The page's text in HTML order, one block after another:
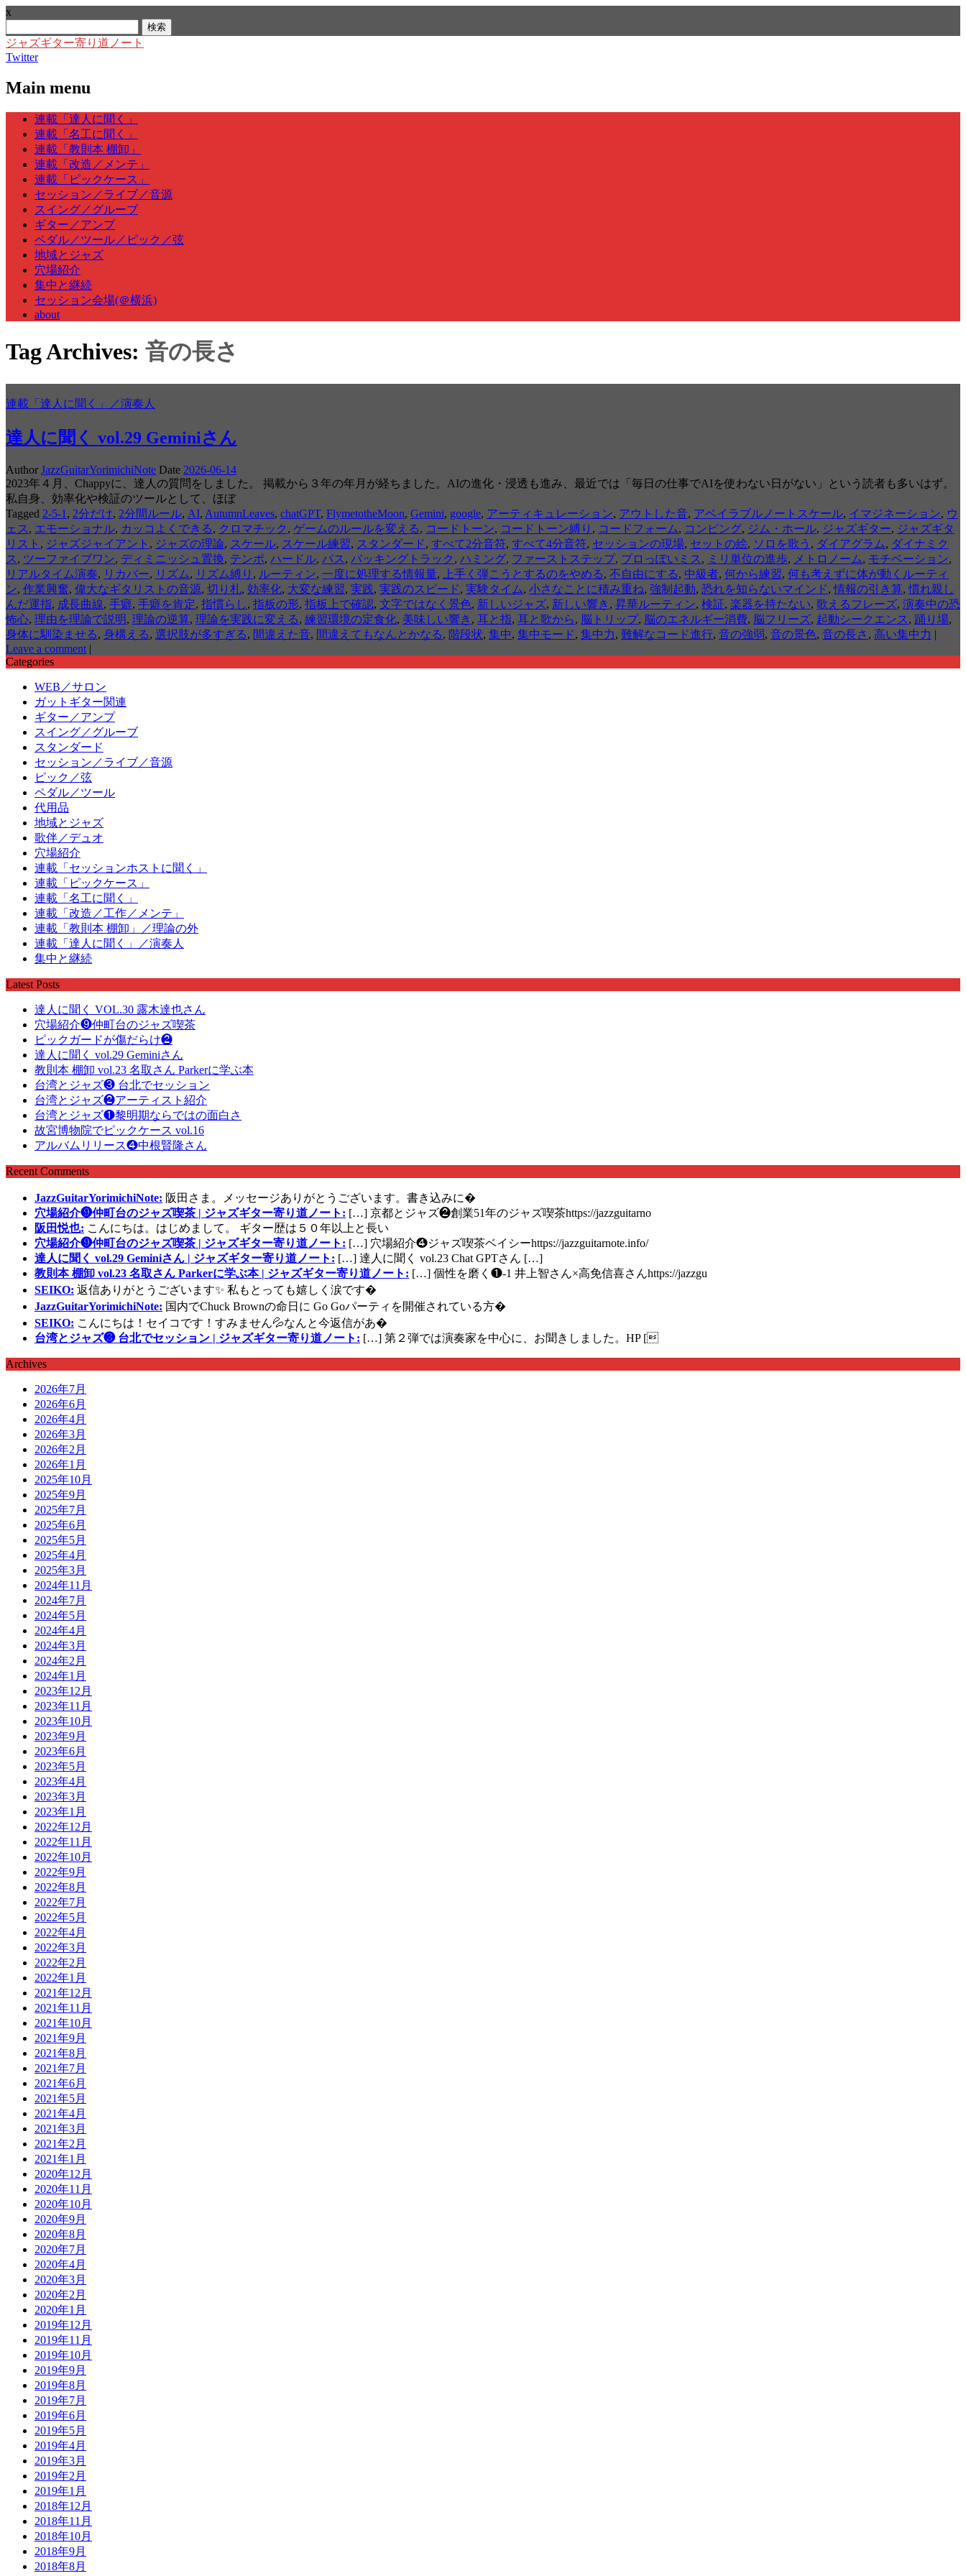
x
索:
ジャズギター寄り道ノート
Twitter
Main menu
Skip
content
連載「達人に聞く」
連載「名工に聞く」
連載「教則本 棚卸」
連載「改造／メンテ」
連載「ピックケース」
セッション／ライブ／音源
スイング／グルーブ
ギター／アンプ
ペダル／ツール／ピック／弦
地域とジャズ
穴場紹介
集中と継続
セッション会場(＠横浜)
about
Tag Archives: 音の長さ
連載「達人に聞く」／演奏人
達人に聞く vol.29 Geminiさん
Author JazzGuitarYorimichiNote Date 2026-06-14
2023年４月、Chappyに、達人の質問をしました。 掲載から３年の年月が経ちました。AIの進化・浸透も進み、最近では「毎日の仕事でAIを使わない日がない」という読者も多いはず。
私自身、効率化や検証のツールとして、ほぼ
Tagged 2-5-1 , 2分だけ, 2分間ルール, AI, AutumnLeaves, chatGPT, FlymetotheMoon, Gemini, google, アーティキュレーション, アウトした音, アベイラブルノートスケール, イマジネーション, ウ
ェス , エモーショナル, カッコよくできる, クロマチック , ゲームのルールを変える, コードトーン, コードトーン縛り , コードフォーム, コンピング, ジム・ホール, ジャズギター, ジャズギタ
リスト , ジャズジャイアント , ジャズの理論, スケール, スケール練習, スタンダード, すべて2分音符, すべて4分音符, セッションの現場, セットの絵, ソロを歌う , ダイアグラム, ダイナミク
ス , ツーファイブワン, ディミニッシュ置換, テンポ, ハードル, パス , バッキングトラック , ハミング, ファーストステップ, プロっぽいミス , ミリ単位の進歩, メトロノーム, モチベーション,
リアルタイム演奏, リカバー, リズム, リズム縛り , ルーティン, 一度に処理する情報量, 上手く弾こうとするのをやめる, 不自由にする, 中級者, 何から練習, 何も考えずに体が動くルーティ
ン, 作業興奮, 偉大なギタリストの音源, 切り札, 効率化, 大変な練習, 実践, 実践のスピード, 実験タイム, 小さなことに積み重ね, 強制起動, 恐れを知らないマインド,情報の引き算,慣れ親し
んだ運指, 成長曲線, 手癖, 手癖を肯定, 指慣らし, 指板の形, 指板上で確認, 文字ではなく景色, 新しいジャズ, 新しい響き , 昇華ルーティン, 検証, 楽器を持たない, 歌えるフレーズ, 演奏中の恐
怖心, 理由を理論で説明, 理論の逆算, 理論を実践に変える, 練習環境の定食化, 美味しい響き , 耳と指, 耳と歌から, 脳トリップ, 脳のエネルギー消費, 脳フリーズ, 起動シークエンス , 踊り場,
身体に馴染ませる, 身構える, 選択肢が多すぎる, 間違えた音, 間違えてもなんとかなる, 階段状, 集中, 集中モード, 集中力, 難解なコード進行, 音の強弱, 音の景色, 音の長さ , 高い集中力 |
Leave a comment |
Categories
WEB／サロン
ガットギター関連
ギター／アンプ
スイング／グルーブ
スタンダード
セッション／ライブ／音源
ピック／弦
ペダル／ツール
代用品
地域とジャズ
歌伴／デュオ
穴場紹介
連載「セッションホストに聞く」
連載「ピックケース」
連載「名工に聞く」
連載「改造／工作／メンテ」
連載「教則本 棚卸」／理論の外
連載「達人に聞く」／演奏人
集中と継続
Latest Posts
達人に聞く VOL.30 露木達也さん
穴場紹介❾仲町台のジャズ喫茶
ピックガードが傷だらけ❷
達人に聞く vol.29 Geminiさん
教則本 棚卸 vol.23 名取さん Parkerに学ぶ本
台湾とジャズ❸ 台北でセッション
台湾とジャズ❷アーティスト紹介
台湾とジャズ❶黎明期ならではの面白さ
故宮博物院でピックケース vol.16
アルバムリリース❹中根賢隆さん
Recent Comments
JazzGuitarYorimichiNote: 阪田さま。メッセージありがとうございます。書き込みに�
穴場紹介❾仲町台のジャズ喫茶 | ジャズギター寄り道ノート: […] 京都とジャズ❷創業51年のジャズ喫茶https://jazzguitarno
阪田悦也: こんにちは。はじめまして。 ギター歴は５０年以上と長い
穴場紹介❾仲町台のジャズ喫茶 | ジャズギター寄り道ノート: […] 穴場紹介❹ジャズ喫茶ベイシーhttps://jazzguitarnote.info/
達人に聞く vol.29 Geminiさん | ジャズギター寄り道ノート: […] 達人に聞く vol.23 Chat GPTさん […]
教則本 棚卸 vol.23 名取さん Parkerに学ぶ本 | ジャズギター寄り道ノート: […] 個性を磨く❶-1 井上智さん×高免信喜さんhttps://jazzgu
SEIKO: 返信ありがとうございます✨ 私もとっても嬉しく涙です�
JazzGuitarYorimichiNote: 国内でChuck Brownの命日に Go Goパーティを開催されている方�
SEIKO: こんにちは！セイコです！すみません💦なんと今返信があ�
台湾とジャズ❸ 台北でセッション | ジャズギター寄り道ノート: […] 第２弾では演奏家を中心に、お聞きしました。HP [
Archives
2026年7月
2026年6月
2026年4月
2026年3月
2026年2月
2026年1月
2025年10月
2025年9月
2025年7月
2025年6月
2025年5月
2025年4月
2025年3月
2024年11月
2024年7月
2024年5月
2024年4月
2024年3月
2024年2月
2024年1月
2023年12月
2023年11月
2023年10月
2023年9月
2023年6月
2023年5月
2023年4月
2023年3月
2023年1月
2022年12月
2022年11月
2022年10月
2022年9月
2022年8月
2022年7月
2022年5月
2022年4月
2022年3月
2022年2月
2022年1月
2021年12月
2021年11月
2021年10月
2021年9月
2021年8月
2021年7月
2021年6月
2021年5月
2021年4月
2021年3月
2021年2月
2021年1月
2020年12月
2020年11月
2020年10月
2020年9月
2020年8月
2020年7月
2020年4月
2020年3月
2020年2月
2020年1月
2019年12月
2019年11月
2019年10月
2019年9月
2019年8月
2019年7月
2019年6月
2019年5月
2019年4月
2019年3月
2019年2月
2019年1月
2018年12月
2018年11月
2018年10月
2018年9月
2018年8月